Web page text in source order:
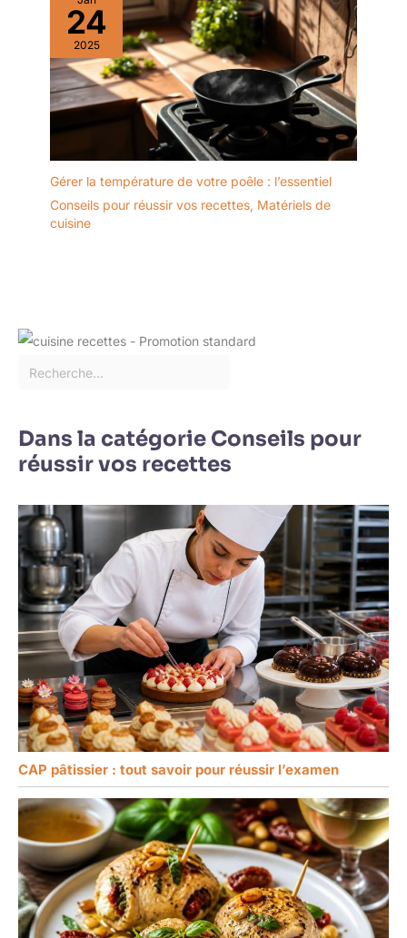
24
2025
Gérer la température de votre poêle : l’essentiel
Conseils pour réussir vos recettes, Matériels de
cuisine
Dans la catégorie Conseils pour
réussir vos recettes
CAP pâtissier : tout savoir pour réussir l’examen